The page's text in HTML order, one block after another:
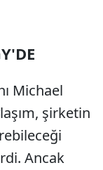
Michael
şirketin
Ancak